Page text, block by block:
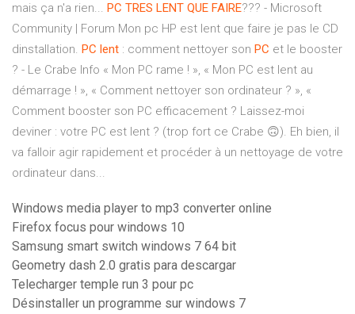
mais ça n'a rien... PC TRES LENT QUE FAIRE??? - Microsoft
Community | Forum Mon pc HP est lent que faire je pas le CD
dinstallation. PC lent : comment nettoyer son PC et le booster
? - Le Crabe Info « Mon PC rame ! », « Mon PC est lent au
démarrage ! », « Comment nettoyer son ordinateur ? », «
Comment booster son PC efficacement ? Laissez-moi
deviner : votre PC est lent ? (trop fort ce Crabe 🙃). Eh bien, il
va falloir agir rapidement et procéder à un nettoyage de votre
ordinateur dans...
Windows media player to mp3 converter online
Firefox focus pour windows 10
Samsung smart switch windows 7 64 bit
Geometry dash 2.0 gratis para descargar
Telecharger temple run 3 pour pc
Désinstaller un programme sur windows 7